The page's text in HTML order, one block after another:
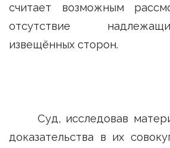
считает возможным
отсутствие
извещённых сторон.
Суд, исследовав
доказательства в их